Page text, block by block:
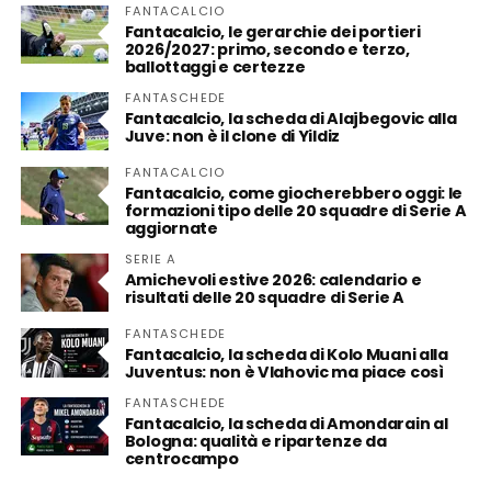
FANTACALCIO
Fantacalcio, le gerarchie dei portieri
2026/2027: primo, secondo e terzo,
ballottaggi e certezze
FANTASCHEDE
Fantacalcio, la scheda di Alajbegovic alla
Juve: non è il clone di Yildiz
FANTACALCIO
Fantacalcio, come giocherebbero oggi: le
formazioni tipo delle 20 squadre di Serie A
aggiornate
SERIE A
Amichevoli estive 2026: calendario e
risultati delle 20 squadre di Serie A
FANTASCHEDE
Fantacalcio, la scheda di Kolo Muani alla
Juventus: non è Vlahovic ma piace così
FANTASCHEDE
Fantacalcio, la scheda di Amondarain al
Bologna: qualità e ripartenze da
centrocampo